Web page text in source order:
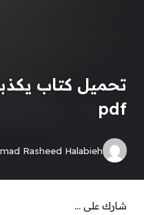
تحميل كتاب
pdf
Rasheed Halabieh
شارك على ...